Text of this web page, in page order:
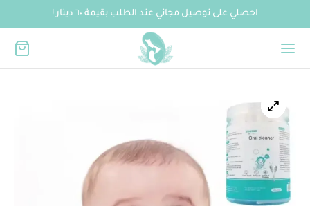
احصلي على توصيل مجاني عند الطلب بقيمة ٦٠ دينار !